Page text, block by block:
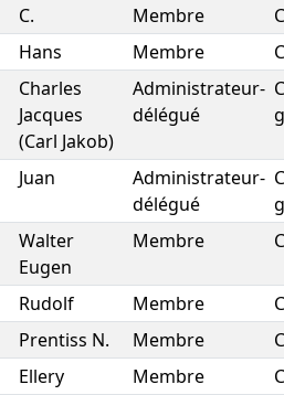
C. Membre
Hans Membre
Charles
Jacques
(Carl Jakob)
Administrateur-
délégué
Juan
Administrateur-
délégué
Walter
Eugen
Membre
Rudolf Membre
Prentiss N. Membre
Ellery Membre